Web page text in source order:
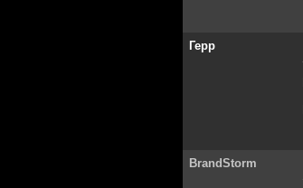
Герр
BrandStorm